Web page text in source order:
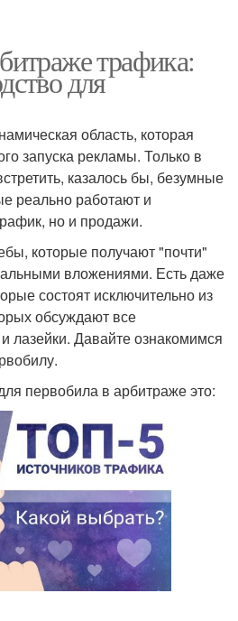
трафика:
для
область, которая
запуска рекламы. Только в
казалось бы, безумные
реально работают и
но и продажи.
которые получают "почти"
вложениями. Есть даже
состоят исключительно из
обсуждают все
лазейки. Давайте ознакомимся
первобила в арбитраже это: